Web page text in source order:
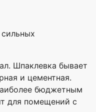
Шпаклевка бывает
и цементная.
бюджетным
для помещений с